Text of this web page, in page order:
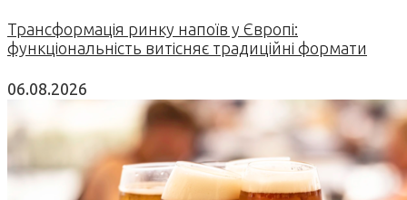
Трансформація ринку напоїв у Європі:
функціональність витісняє традиційні формати
06.08.2026